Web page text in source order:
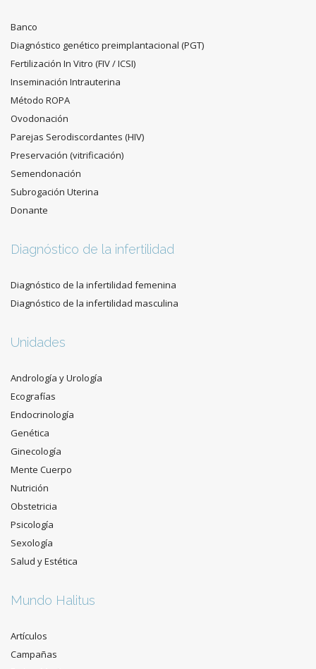
Banco
Diagnóstico genético preimplantacional (PGT)
Fertilización In Vitro (FIV / ICSI)
Inseminación Intrauterina
Método ROPA
Ovodonación
Parejas Serodiscordantes (HIV)
Preservación (vitrificación)
Semendonación
Subrogación Uterina
Donante
Diagnóstico de la infertilidad
Diagnóstico de la infertilidad femenina
Diagnóstico de la infertilidad masculina
Unidades
Andrología y Urología
Ecografías
Endocrinología
Genética
Ginecología
Mente Cuerpo
Nutrición
Obstetricia
Psicología
Sexología
Salud y Estética
Mundo Halitus
Artículos
Campañas